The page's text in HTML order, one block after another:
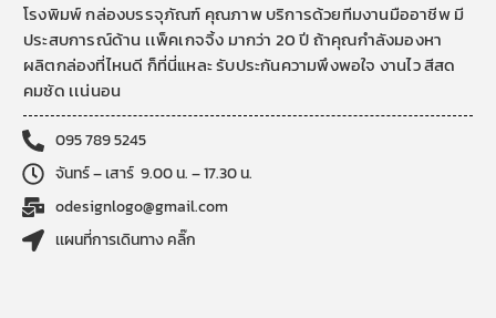
โรงพิมพ์ กล่องบรรจุภัณฑ์ คุณภาพ บริการด้วยทีมงานมืออาชีพ มี
ประสบการณ์ด้าน เเพ็คเกจจิ้ง มากว่า 20 ปี ถ้าคุณกำลังมองหา
ผลิตกล่องที่ไหนดี ก็ที่นี่แหละ รับประกันความพึงพอใจ งานไว สีสด
คมชัด เเน่นอน
095 789 5245
จันทร์ – เสาร์ 9.00 น. – 17.30 น.
odesignlogo@gmail.com
เเผนที่การเดินทาง คลิ๊ก